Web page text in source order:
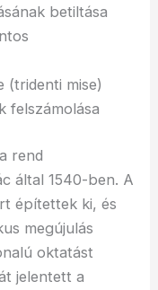
betiltása
(tridenti mise)
felszámolása
rend
által 1540-ben. A
építettek ki, és
megújulás
oktatást
jelentett a